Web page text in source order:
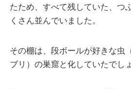
たため、すべて残していた、つ
くさん並んでいました。
その棚は、段ボールが好きな虫
ブリ）の巣窟と化していたでし